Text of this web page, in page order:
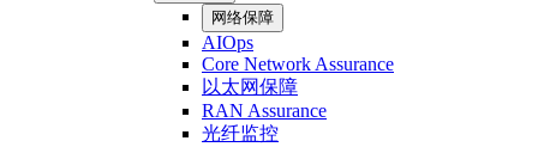
网络保障
AIOps
Core Network Assurance
以太网保障
RAN Assurance
光纤监控